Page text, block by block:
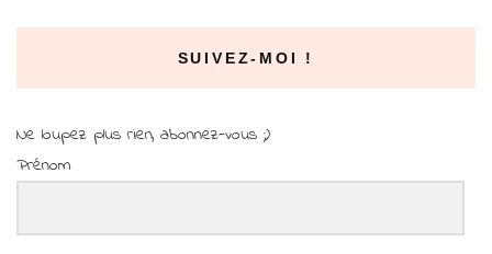
SUIVEZ-MOI !
Ne loupez plus rien, abonnez-vous ;)
Prénom